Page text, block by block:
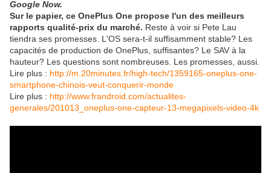
Google Now.
Sur le papier, ce OnePlus One propose l'un des meilleurs
rapports qualité-prix du marché. Reste à voir si Pete Lau
tiendra ses promesses. L'OS sera-t-il suffisamment stable? Les
capacités de production de OnePlus, suffisantes? Le SAV à la
hauteur? Les questions sont nombreuses. Les promesses, aussi.
Lire plus : http://m.20minutes.fr/high-tech/1359165-oneplus-one-
smartphone-chinois-veut-conquerir-monde
Lire plus : http://www.frandroid.com/actualites-
generales/201013_oneplus-one-capteur-13-megapixels-video-4k